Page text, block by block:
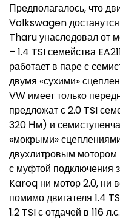
Предполагалось, что
Volkswagen
Tharu унаследовал от
– 1.4 TSI семейства
работает в паре с
двумя «сухими»
VW имеет только
предложат с 2.0 TSI
320 Нм) и
«мокрыми»
двухлитровым
с муфтой подключения
Karoq ни мотор 2.0, ни
помимо двигателя 1.4
1.2 TSI с отдачей в 116